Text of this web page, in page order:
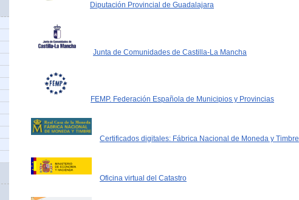
Diputación Provincial de Guadalajara
Junta de Comunidades de Castilla-La Mancha
FEMP. Federación Española de Municipios y Provincias
Certificados digitales: Fábrica Nacional de Moneda y Timbre
Oficina virtual del Catastro